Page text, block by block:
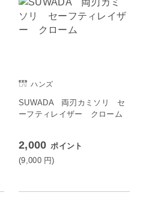
ハンズ
SUWADA 両刃カミソリ セ
ーフティレイザー クローム
2,000 ポイント
(9,000 円)